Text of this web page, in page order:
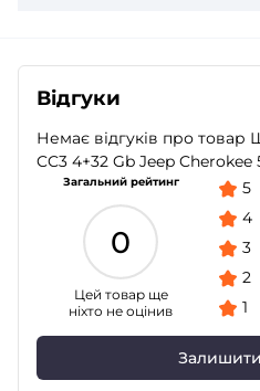
Відгуки
Немає відгуків про товар
CC3 4+32 Gb Jeep Cherokee
Загальний рейтинг
0
Цей товар ще
ніхто не оцінив
5
4
3
2
1
Залишити